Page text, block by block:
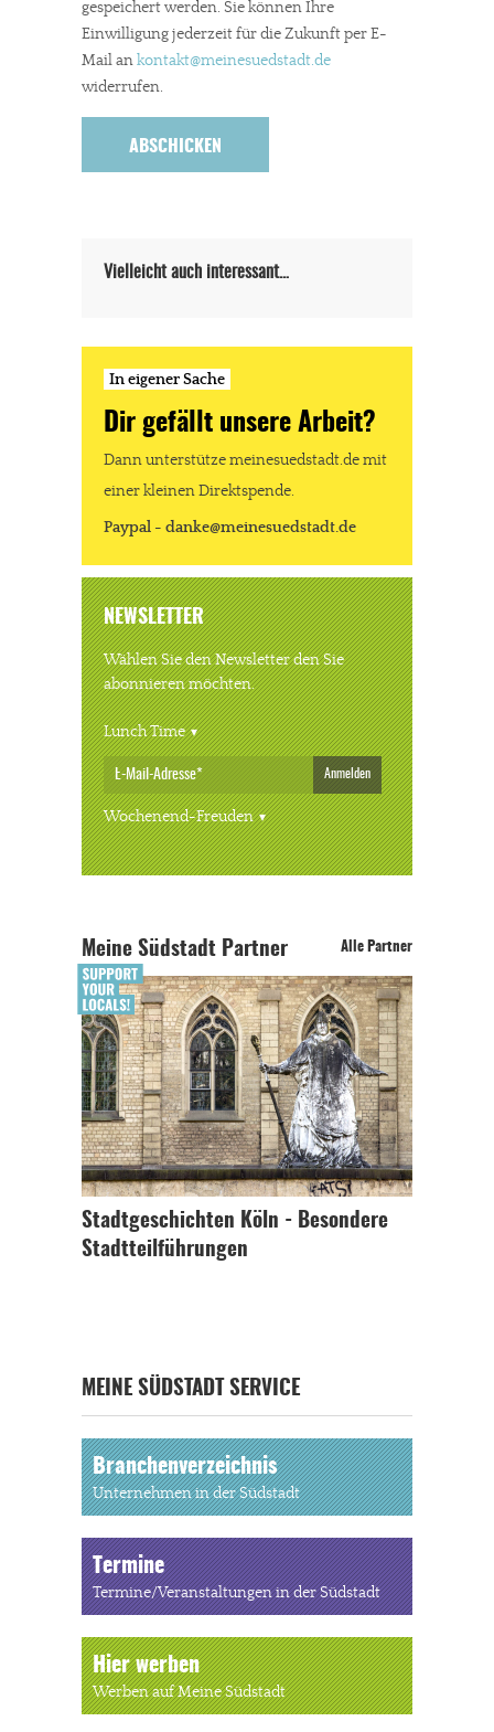
In eigener Sache
Dir gefällt unsere Arbeit?
JETZT SPENDEN
gespeichert werden. Sie können Ihre
Einwilligung jederzeit für die Zukunft per E-
Mail ankontakt@meinesuedstadt.de
widerrufen.
Vielleicht auch interessant…
In eigener Sache
Dir gefällt unsere Arbeit?
Dann unterstütze meinesuedstadt.de mit
einer kleinen Direktspende.
Paypal - danke@meinesuedstadt.de
NEWSLETTER
Wählen Sie den Newsletter den Sie
abonnieren möchten.
Lunch Time
Anmelden
Wochenend-Freuden
Meine Südstadt Partner Alle Partner
Stadtgeschichten Köln - Besondere
Stadtteilführungen
MEINE SÜDSTADT SERVICE
Branchenverzeichnis
Unternehmen in der Südstadt
Termine
Termine/Veranstaltungen in der Südstadt
Hier werben
Werben auf Meine Südstadt